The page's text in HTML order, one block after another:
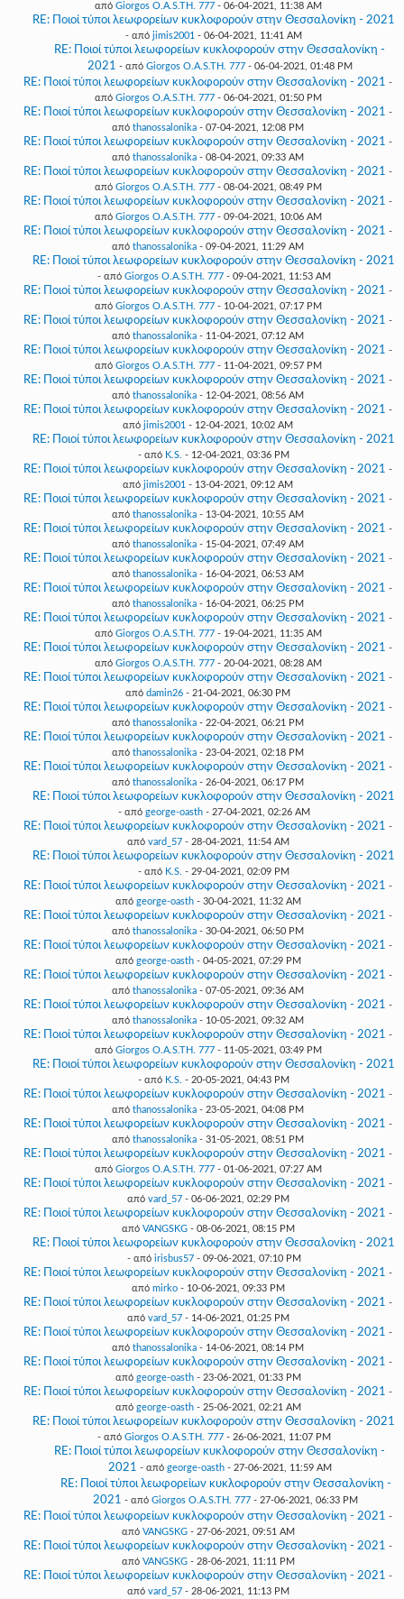
από Giorgos O.A.S.TH. 777- 06-04-2021, 11:38 AM
RE: Ποιοί τύποι λεωφορείων κυκλοφορούν στην Θεσσαλονίκη - 2021
- από jimis2001 - 06-04-2021, 11:41 AM
RE: Ποιοί τύποι λεωφορείων κυκλοφορούν στην Θεσσαλονίκη -
2021 - από Giorgos O.A.S.TH. 777- 06-04-2021, 01:48 PM
RE: Ποιοί τύποι λεωφορείων κυκλοφορούν στην Θεσσαλονίκη - 2021 -
από Giorgos O.A.S.TH. 777- 06-04-2021, 01:50 PM
RE: Ποιοί τύποι λεωφορείων κυκλοφορούν στην Θεσσαλονίκη - 2021 -
από thanossalonika - 07-04-2021, 12:08 PM
RE: Ποιοί τύποι λεωφορείων κυκλοφορούν στην Θεσσαλονίκη - 2021 -
από thanossalonika - 08-04-2021, 09:33 AM
RE: Ποιοί τύποι λεωφορείων κυκλοφορούν στην Θεσσαλονίκη - 2021 -
από Giorgos O.A.S.TH. 777- 08-04-2021, 08:49 PM
RE: Ποιοί τύποι λεωφορείων κυκλοφορούν στην Θεσσαλονίκη - 2021 -
από Giorgos O.A.S.TH. 777- 09-04-2021, 10:06 AM
RE: Ποιοί τύποι λεωφορείων κυκλοφορούν στην Θεσσαλονίκη - 2021 -
από thanossalonika - 09-04-2021, 11:29 AM
RE: Ποιοί τύποι λεωφορείων κυκλοφορούν στην Θεσσαλονίκη - 2021
- από Giorgos O.A.S.TH. 777- 09-04-2021, 11:53 AM
RE: Ποιοί τύποι λεωφορείων κυκλοφορούν στην Θεσσαλονίκη - 2021 -
από Giorgos O.A.S.TH. 777- 10-04-2021, 07:17 PM
RE: Ποιοί τύποι λεωφορείων κυκλοφορούν στην Θεσσαλονίκη - 2021 -
από thanossalonika - 11-04-2021, 07:12 AM
RE: Ποιοί τύποι λεωφορείων κυκλοφορούν στην Θεσσαλονίκη - 2021 -
από Giorgos O.A.S.TH. 777- 11-04-2021, 09:57 PM
RE: Ποιοί τύποι λεωφορείων κυκλοφορούν στην Θεσσαλονίκη - 2021 -
από thanossalonika - 12-04-2021, 08:56 AM
RE: Ποιοί τύποι λεωφορείων κυκλοφορούν στην Θεσσαλονίκη - 2021 -
από jimis2001 - 12-04-2021, 10:02 AM
RE: Ποιοί τύποι λεωφορείων κυκλοφορούν στην Θεσσαλονίκη - 2021
- από K.S. - 12-04-2021, 03:36 PM
RE: Ποιοί τύποι λεωφορείων κυκλοφορούν στην Θεσσαλονίκη - 2021 -
από jimis2001 - 13-04-2021, 09:12 AM
RE: Ποιοί τύποι λεωφορείων κυκλοφορούν στην Θεσσαλονίκη - 2021 -
από thanossalonika - 13-04-2021, 10:55 AM
RE: Ποιοί τύποι λεωφορείων κυκλοφορούν στην Θεσσαλονίκη - 2021 -
από thanossalonika - 15-04-2021, 07:49 AM
RE: Ποιοί τύποι λεωφορείων κυκλοφορούν στην Θεσσαλονίκη - 2021 -
από thanossalonika - 16-04-2021, 06:53 AM
RE: Ποιοί τύποι λεωφορείων κυκλοφορούν στην Θεσσαλονίκη - 2021 -
από thanossalonika - 16-04-2021, 06:25 PM
RE: Ποιοί τύποι λεωφορείων κυκλοφορούν στην Θεσσαλονίκη - 2021 -
από Giorgos O.A.S.TH. 777- 19-04-2021, 11:35 AM
RE: Ποιοί τύποι λεωφορείων κυκλοφορούν στην Θεσσαλονίκη - 2021 -
από Giorgos O.A.S.TH. 777- 20-04-2021, 08:28 AM
RE: Ποιοί τύποι λεωφορείων κυκλοφορούν στην Θεσσαλονίκη - 2021 -
από damin26 - 21-04-2021, 06:30 PM
RE: Ποιοί τύποι λεωφορείων κυκλοφορούν στην Θεσσαλονίκη - 2021 -
από thanossalonika - 22-04-2021, 06:21 PM
RE: Ποιοί τύποι λεωφορείων κυκλοφορούν στην Θεσσαλονίκη - 2021 -
από thanossalonika - 23-04-2021, 02:18 PM
RE: Ποιοί τύποι λεωφορείων κυκλοφορούν στην Θεσσαλονίκη - 2021 -
από thanossalonika - 26-04-2021, 06:17 PM
RE: Ποιοί τύποι λεωφορείων κυκλοφορούν στην Θεσσαλονίκη - 2021
- από george-oasth- 27-04-2021, 02:26 AM
RE: Ποιοί τύποι λεωφορείων κυκλοφορούν στην Θεσσαλονίκη - 2021 -
από vard_57- 28-04-2021, 11:54 AM
RE: Ποιοί τύποι λεωφορείων κυκλοφορούν στην Θεσσαλονίκη - 2021
- από K.S. - 29-04-2021, 02:09 PM
RE: Ποιοί τύποι λεωφορείων κυκλοφορούν στην Θεσσαλονίκη - 2021 -
από george-oasth- 30-04-2021, 11:32 AM
RE: Ποιοί τύποι λεωφορείων κυκλοφορούν στην Θεσσαλονίκη - 2021 -
από thanossalonika - 30-04-2021, 06:50 PM
RE: Ποιοί τύποι λεωφορείων κυκλοφορούν στην Θεσσαλονίκη - 2021 -
από george-oasth- 04-05-2021, 07:29 PM
RE: Ποιοί τύποι λεωφορείων κυκλοφορούν στην Θεσσαλονίκη - 2021 -
από thanossalonika - 07-05-2021, 09:36 AM
RE: Ποιοί τύποι λεωφορείων κυκλοφορούν στην Θεσσαλονίκη - 2021 -
από thanossalonika - 10-05-2021, 09:32 AM
RE: Ποιοί τύποι λεωφορείων κυκλοφορούν στην Θεσσαλονίκη - 2021 -
από Giorgos O.A.S.TH. 777- 11-05-2021, 03:49 PM
RE: Ποιοί τύποι λεωφορείων κυκλοφορούν στην Θεσσαλονίκη - 2021
- από K.S. - 20-05-2021, 04:43 PM
RE: Ποιοί τύποι λεωφορείων κυκλοφορούν στην Θεσσαλονίκη - 2021 -
από thanossalonika - 23-05-2021, 04:08 PM
RE: Ποιοί τύποι λεωφορείων κυκλοφορούν στην Θεσσαλονίκη - 2021 -
από thanossalonika - 31-05-2021, 08:51 PM
RE: Ποιοί τύποι λεωφορείων κυκλοφορούν στην Θεσσαλονίκη - 2021 -
από Giorgos O.A.S.TH. 777- 01-06-2021, 07:27 AM
RE: Ποιοί τύποι λεωφορείων κυκλοφορούν στην Θεσσαλονίκη - 2021 -
από vard_57- 06-06-2021, 02:29 PM
RE: Ποιοί τύποι λεωφορείων κυκλοφορούν στην Θεσσαλονίκη - 2021 -
από VANGSKG- 08-06-2021, 08:15 PM
RE: Ποιοί τύποι λεωφορείων κυκλοφορούν στην Θεσσαλονίκη - 2021
- από irisbus57- 09-06-2021, 07:10 PM
RE: Ποιοί τύποι λεωφορείων κυκλοφορούν στην Θεσσαλονίκη - 2021 -
από mirko- 10-06-2021, 09:33 PM
RE: Ποιοί τύποι λεωφορείων κυκλοφορούν στην Θεσσαλονίκη - 2021 -
από vard_57- 14-06-2021, 01:25 PM
RE: Ποιοί τύποι λεωφορείων κυκλοφορούν στην Θεσσαλονίκη - 2021 -
από thanossalonika - 14-06-2021, 08:14 PM
RE: Ποιοί τύποι λεωφορείων κυκλοφορούν στην Θεσσαλονίκη - 2021 -
από george-oasth- 23-06-2021, 01:33 PM
RE: Ποιοί τύποι λεωφορείων κυκλοφορούν στην Θεσσαλονίκη - 2021 -
από george-oasth- 25-06-2021, 02:21 AM
RE: Ποιοί τύποι λεωφορείων κυκλοφορούν στην Θεσσαλονίκη - 2021
- από Giorgos O.A.S.TH. 777- 26-06-2021, 11:07 PM
RE: Ποιοί τύποι λεωφορείων κυκλοφορούν στην Θεσσαλονίκη -
2021 - από george-oasth- 27-06-2021, 11:59 AM
RE: Ποιοί τύποι λεωφορείων κυκλοφορούν στην Θεσσαλονίκη -
2021 - από Giorgos O.A.S.TH. 777 - 27-06-2021, 06:33 PM
RE: Ποιοί τύποι λεωφορείων κυκλοφορούν στην Θεσσαλονίκη - 2021 -
από VANGSKG- 27-06-2021, 09:51 AM
RE: Ποιοί τύποι λεωφορείων κυκλοφορούν στην Θεσσαλονίκη - 2021 -
από VANGSKG- 28-06-2021, 11:11 PM
RE: Ποιοί τύποι λεωφορείων κυκλοφορούν στην Θεσσαλονίκη - 2021 -
από vard_57- 28-06-2021, 11:13 PM